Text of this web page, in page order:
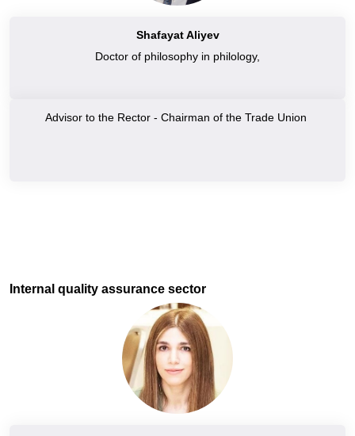
Shafayat Aliyev
Doctor of philosophy in philology,
Advisor to the Rector - Chairman of the Trade Union
Internal quality assurance sector